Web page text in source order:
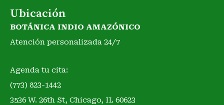
Ubicación
BOTÁNICA INDIO AMAZÓNICO
Atención personalizada 24/7
Agenda tu cita:
(773) 823-1442
3536 W. 26th St, Chicago, IL 60623